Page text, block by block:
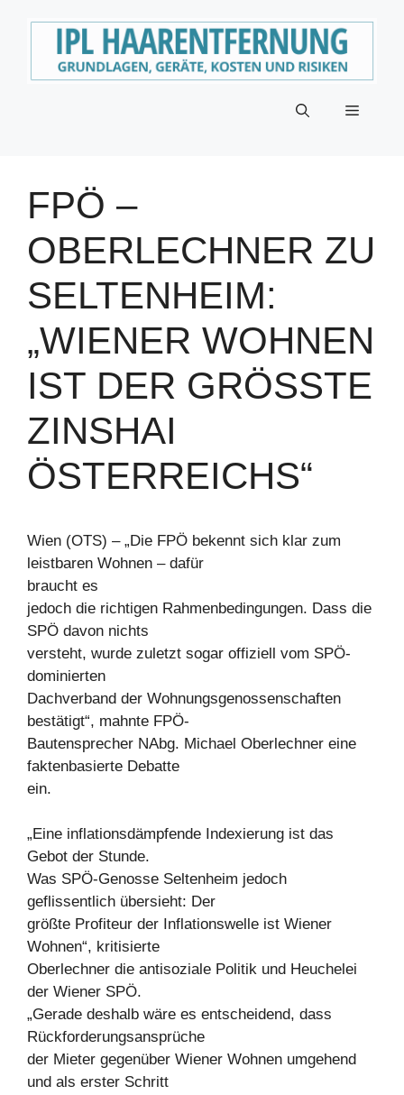
Menü
FPÖ –
OBERLECHNER ZU
SELTENHEIM:
„WIENER WOHNEN
IST DER GRÖSSTE Z
INSHAI Ö
STERREICHS“
Wien (OTS) – „Die FPÖ bekennt sich klar zum
leistbaren Wohnen – dafür
braucht es
jedoch die richtigen Rahmenbedingungen. Dass die
SPÖ davon nichts
versteht, wurde zuletzt sogar offiziell vom SPÖ-
dominierten
Dachverband der Wohnungsgenossenschaften
bestätigt“, mahnte FPÖ-
Bautensprecher NAbg. Michael Oberlechner eine
faktenbasierte Debatte
ein.
„Eine inflationsdämpfende Indexierung ist das
Gebot der Stunde.
Was SPÖ-Genosse Seltenheim jedoch
geflissentlich übersieht: Der
größte Profiteur der Inflationswelle ist Wiener
Wohnen“, kritisierte
Oberlechner die antisoziale Politik und Heuchelei
der Wiener SPÖ.
„Gerade deshalb wäre es entscheidend, dass
Rückforderungsansprüche
der Mieter gegenüber Wiener Wohnen umgehend
und als erster Schritt